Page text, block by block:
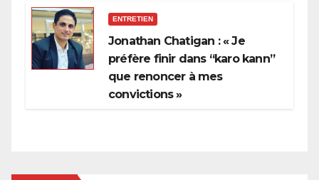
ENTRETIEN
Jonathan Chatigan : « Je
préfère finir dans “karo kann”
que renoncer à mes
convictions »